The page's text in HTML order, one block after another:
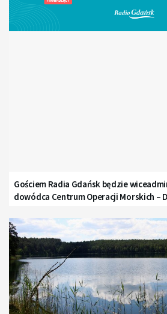
Gościem Radia Gdańsk będzie
dowódca Centrum Operacji Morskich –